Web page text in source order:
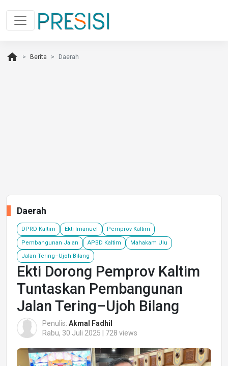
home Berita Daerah
Daerah
DPRD Kaltim Ekti Imanuel Pemprov Kaltim
Pembangunan Jalan APBD Kaltim Mahakam Ulu
Jalan Tering–Ujoh Bilang
Ekti Dorong Pemprov Kaltim
Tuntaskan Pembangunan
Jalan Tering–Ujoh Bilang
Penulis: Akmal Fadhil
Rabu, 30 Juli 2025 | 728 views